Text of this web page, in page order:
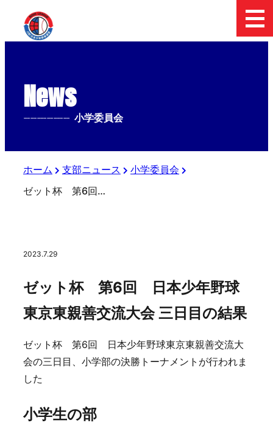
News
-------------- 小学委員会
ホーム 支部ニュース
小学委員会
ゼット杯 第6回 日本少年野球東京東親善交流大会 三日目の結果
2023.7.29
ゼット杯 第6回 日本少年野球
東京東親善交流大会 三日目の結果
ゼット杯 第6回 日本少年野球東京東親善交流大
会の三日目、小学部の決勝トーナメントが行われま
した
小学生の部